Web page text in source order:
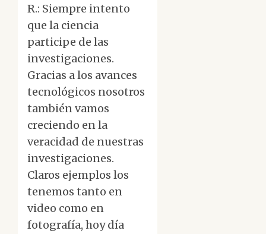
R.: Siempre intento
que la ciencia
participe de las
investigaciones.
Gracias a los avances
tecnológicos nosotros
también vamos
creciendo en la
veracidad de nuestras
investigaciones.
Claros ejemplos los
tenemos tanto en
video como en
fotografía, hoy día